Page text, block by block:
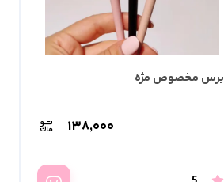
برس مخصوص مژه
۱۳۸,۰۰۰